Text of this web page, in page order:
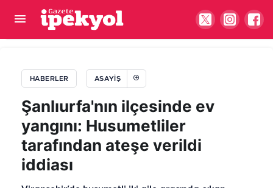
HABERLER ASAYIŞ
Şanlıurfa'nın ilçesinde ev
yangını: Husumetliler
tarafından ateşe verildi
iddiası
Ordu’dan Urfa’ya otomobil almak için gelmişti!